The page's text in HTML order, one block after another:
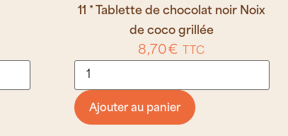
11 * Tablette de chocolat noir Noix
de coco grillée
8,70€ TTC
Ajouter au panier